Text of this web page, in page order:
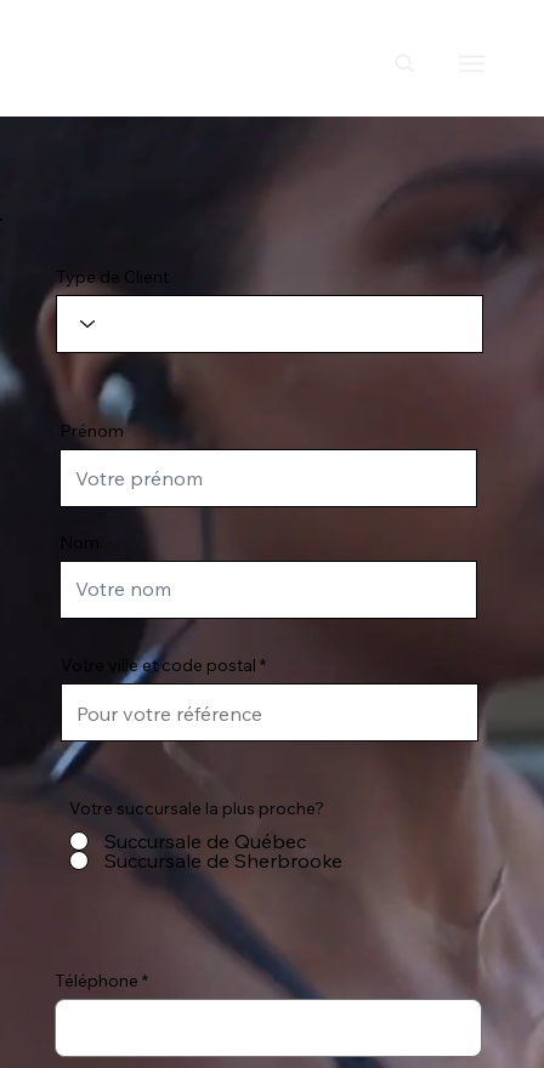
Prénom
Téléphone
Type de Client
Votre ville et code postal
Votre succursale la plus proche?
Succursale de Québec
Succursale de Sherbrooke